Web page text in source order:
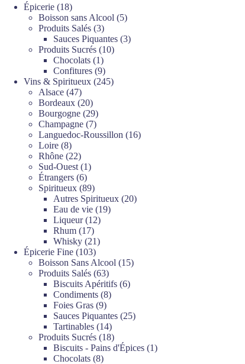
Épicerie 1818
produits
Boisson sans Alcool 55
Produits Salés 33
produits
Sauces Piquantes 33
Produits Sucrés 1010
Chocolats 11
produit
Confitures 99
produits
Vins & Spiritueux 245245
Alsace 4747
produits
Bordeaux 2020
produits
Bourgogne 2929
produits
Champagne 77
produits
Languedoc-Roussillon 1616
Loire 88
produits
Rhône 2222
produits
Sud-Ouest 11
Étrangers 66
produits
Spiritueux 8989
produits
Autres Spiritueux 2020
Eau de vie 1919
Liqueur 1212
Rhum 1717
produits
Whisky 2121
Épicerie Fine 103103
produits
Boisson Sans Alcool 1515
Produits Salés 6363
produits
Biscuits Apéritifs 66
Condiments 88
Foies Gras 99
produits
Sauces Piquantes 2525
Tartinables 1414
produits
Produits Sucrés 1818
produits
Biscuits - Pains d'Épices 11
Chocolats 88